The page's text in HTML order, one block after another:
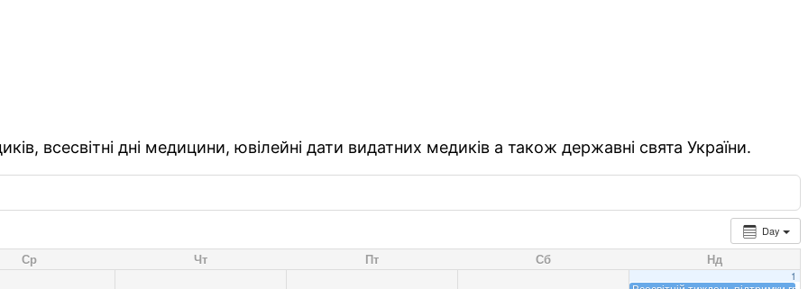
всесвітні дні медицини, ювілейні дати видатних медиків а також державні свята України.
Day
Ср Чт Пт Сб Нд
1